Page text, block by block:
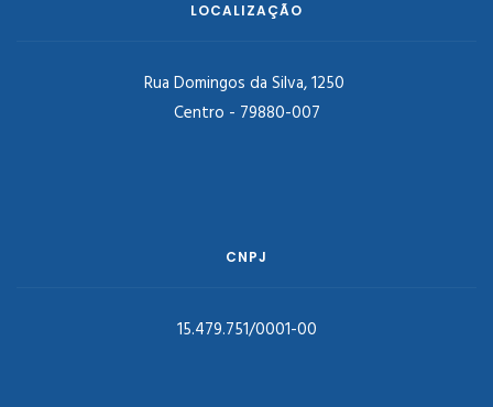
LOCALIZAÇÃO
Rua Domingos da Silva, 1250
Centro - 79880-007
CNPJ
15.479.751/0001-00